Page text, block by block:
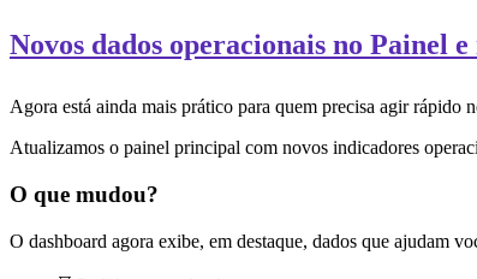
Novos dados operacionais no Painel
Agora está ainda mais prático para quem precisa agir rápido
Atualizamos o painel principal com novos indicadores
O que mudou?
O dashboard agora exibe, em destaque, dados que ajudam